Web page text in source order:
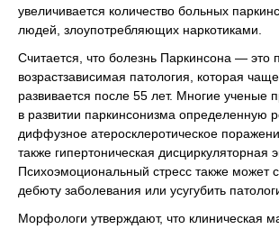
увеличивается количество больных
людей, злоупотребляющих наркотиками.
Считается, что болезнь Паркинсона — это
возрастзависимая патология, которая
развивается после 55 лет. Многие ученые
в развитии паркинсонизма определенную
диффузное атеросклеротическое
также гипертоническая дисциркуляторная
Психоэмоциональный стресс также может
дебюту заболевания или усугубить
Морфологи утверждают, что клиническая